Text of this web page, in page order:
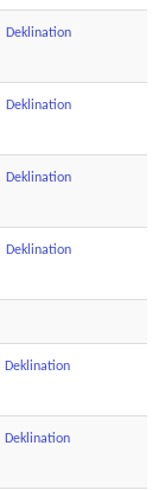
Deklination
Deklination
Deklination
Deklination
Deklination
Deklination